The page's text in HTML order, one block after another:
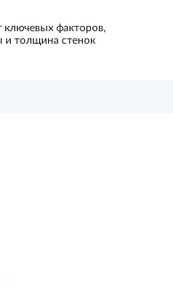
факторов,
и толщина стенок